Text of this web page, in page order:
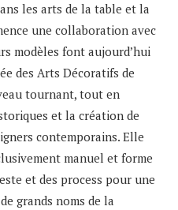
les arts de la table et la
une collaboration avec
modèles font aujourd’hui
des Arts Décoratifs de
tournant, tout en
et la création de
contemporains. Elle
manuel et forme
et des process pour une
grands noms de la